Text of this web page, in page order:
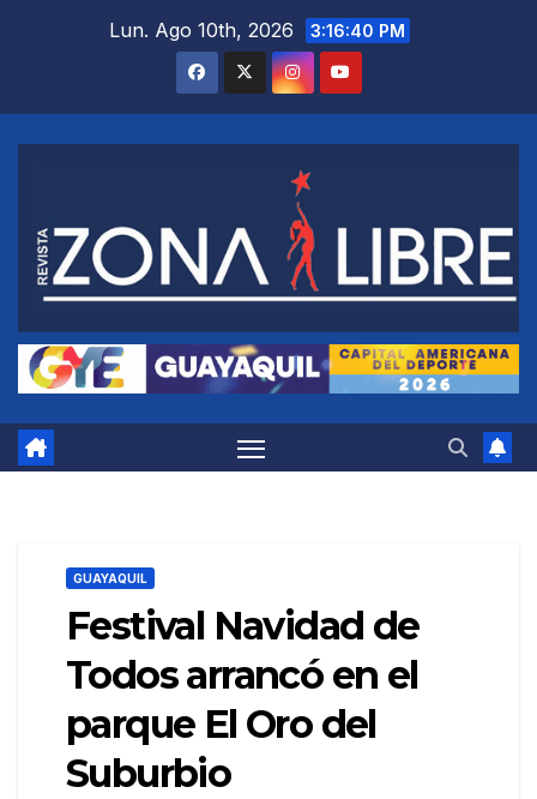
Lun. Ago 10th, 2026 3:16:41 PM
GUAYAQUIL
Festival Navidad de
Todos arrancó en el
parque El Oro del
Suburbio